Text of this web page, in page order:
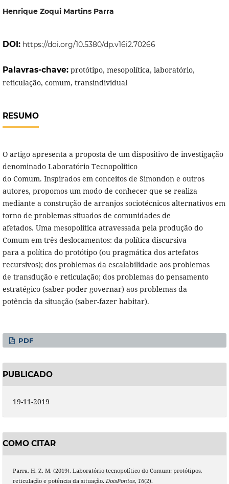
Henrique Zoqui Martins Parra
DOI: https://doi.org/10.5380/dp.v16i2.70266
Palavras-chave: protótipo, mesopolítica, laboratório,
reticulação, comum, transindividual
RESUMO
O artigo apresenta a proposta de um dispositivo de investigação
denominado Laboratório Tecnopolítico
do Comum. Inspirados em conceitos de Simondon e outros
autores, propomos um modo de conhecer que se realiza
mediante a construção de arranjos sociotécnicos alternativos em
torno de problemas situados de comunidades de
afetados. Uma mesopolítica atravessada pela produção do
Comum em três deslocamentos: da política discursiva
para a política do protótipo (ou pragmática dos artefatos
recursivos); dos problemas da escalabilidade aos problemas
de transdução e reticulação; dos problemas do pensamento
estratégico (saber-poder governar) aos problemas da
potência da situação (saber-fazer habitar).
PDF
PUBLICADO
19-11-2019
COMO CITAR
Parra, H. Z. M. (2019). Laboratório tecnopolítico do Comum: protótipos,
reticulação e potência da situação. DoisPontos, 16(2).